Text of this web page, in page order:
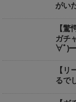
がい
【驚
ガチ
∀ﾟ
【リ
るで